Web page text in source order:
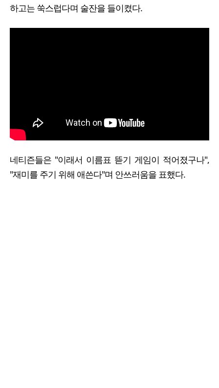
하고는 쑥스럽다며 술잔을 들이켰다.
네티즌들은 "이래서 이름표 뜯기 게임이 적어졌구나",
"재미를 주기 위해 애쓴다"며 안쓰러움을 표했다.